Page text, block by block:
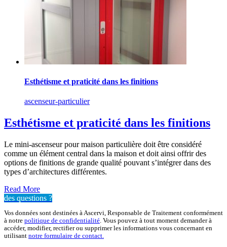
Esthétisme et praticité dans les finitions
ascenseur-particulier
Esthétisme et praticité dans les finitions
Le mini-ascenseur pour maison particulière doit être considéré
comme un élément central dans la maison et doit ainsi offrir des
options de finitions de grande qualité pouvant s’intégrer dans des
types d’architectures différentes.
Read More
des questions ?
Vos données sont destinées à Ascervi, Responsable de Traitement conformément
à notre politique de confidentialité. Vous pouvez à tout moment demander à
accéder, modifier, rectifier ou supprimer les informations vous concernant en
utilisant notre formulaire de contact.